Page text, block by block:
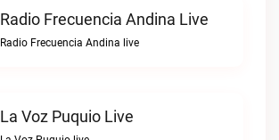
Radio Frecuencia Andina Live
Radio Frecuencia Andina live
La Voz Puquio Live